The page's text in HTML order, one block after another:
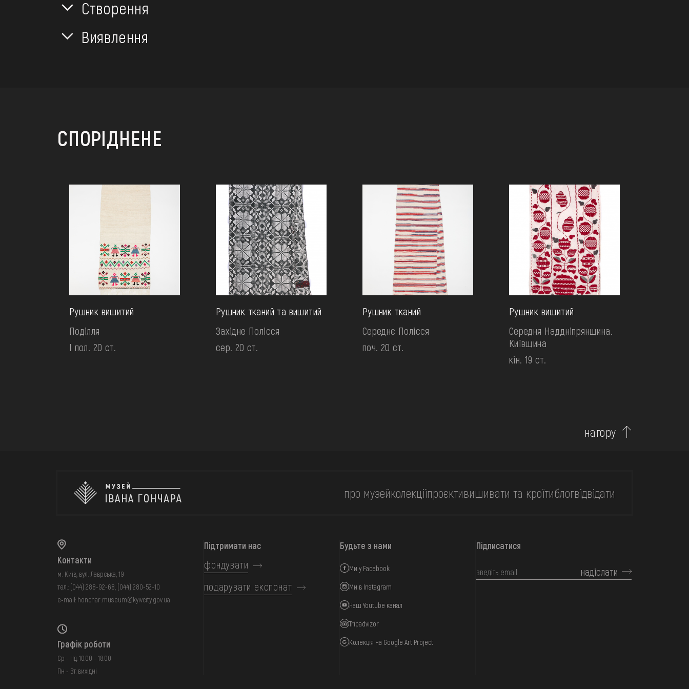
Створення
Виявлення
СПОРІДНЕНЕ
Рушник вишитий
Поділля
І пол. 20 ст.
Рушник тканий та вишитий
Західне Полісся
сер. 20 ст.
Рушник тканий
Середнє Полісся
поч. 20 ст.
Рушник вишитий
Середня Наддніпрянщина.
Київщина
кін. 19 ст.
нагору
про музейколекціїпроєктивишивати та кроїтиблогвідвідати
Контакти
м. Київ, вул. Лаврська, 19
тел.: (044) 288-92-68 (044) 280-52-10
e-mail: honchar.museum@kyivcity.gov.ua
Графік роботи
Ср - Нд: 10:00 - 18:00
Пн - Вт: вихідні
Підтримати нас
фондувати
подарувати експонат
Будьте з нами
Ми у Facebook
Ми в Instagram
Наш Youtube канал
Tripadvizor
Колекція на Google Art Project
Підписатися
надіслати